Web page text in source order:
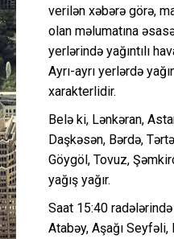
verilən xəbərə görə,
olan məlumatına
yerlərində yağıntılı
Ayrı-ayrı yerlərdə
xarakterlidir.
Belə ki, Lənkəran,
Daşkəsən, Bərdə,
Göygöl, Tovuz,
yağış yağır.
Saat 15:40
Atabəy, Aşağı Seyfəli,